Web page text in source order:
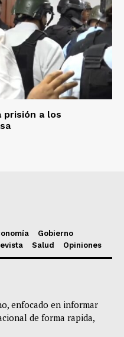
a los
Gobierno
Salud Opiniones
enfocado en informar
de forma rapida,